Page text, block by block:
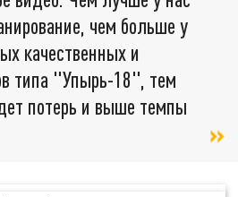
чем больше у
качественных и
типа "Упырь-18", тем
потерь и выше темпы